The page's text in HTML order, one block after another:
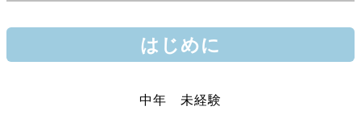
はじめに
中年 未経験